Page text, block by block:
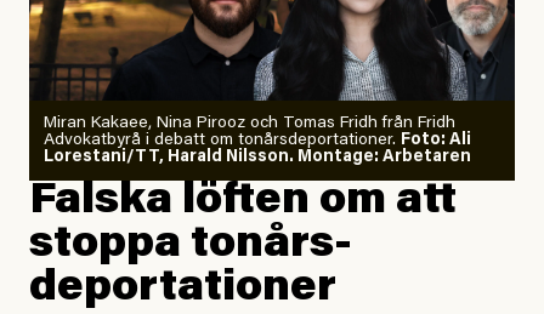
Miran Kakaee, Nina Pirooz och Tomas Fridh från Fridh
Advokatbyrå i debatt om tonårsdeportationer. Foto: Ali
Lorestani/TT, Harald Nilsson. Montage: Arbetaren
Falska löften om att
stoppa tonårs­
deportationer